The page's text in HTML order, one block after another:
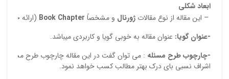
ابعاد شکلی
– این مقاله از نوع مقالات ژورنال و مشخصاً Book Chapter
(ارائه
-عنوان گویا: عنوان مقاله به خوبی گویا و کاربردی میباشد.
-چارچوب طرح مسئله : می توان گفت در این مقاله چارچوب طرح مسأله
اشراف نسبی بای درک بهتر مطالب کسب خواهد نمود.